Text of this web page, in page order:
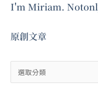
I'm Miriam.
原創文章